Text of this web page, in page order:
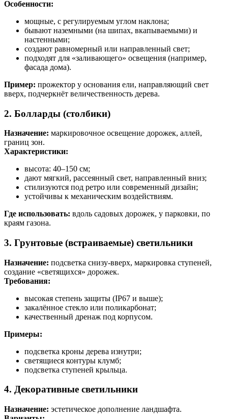
Особенности:
мощные, с регулируемым углом наклона;
бывают наземными (на шипах, вкапываемыми) и
настенными;
создают равномерный или направленный свет;
подходят для «заливающего» освещения (например,
фасада дома).
Пример: прожектор у основания ели, направляющий свет
вверх, подчеркнёт величественность дерева.
2. Болларды (столбики)
Назначение: маркировочное освещение дорожек, аллей,
границ зон.
Характеристики:
высота: 40–150 см;
дают мягкий, рассеянный свет, направленный вниз;
стилизуются под ретро или современный дизайн;
устойчивы к механическим воздействиям.
Где использовать: вдоль садовых дорожек, у парковки, по
краям газона.
3. Грунтовые (встраиваемые) светильники
Назначение: подсветка снизу-вверх, маркировка ступеней,
создание «светящихся» дорожек.
Требования:
высокая степень защиты (IP67 и выше);
закалённое стекло или поликарбонат;
качественный дренаж под корпусом.
Примеры:
подсветка кроны дерева изнутри;
светящиеся контуры клумб;
подсветка ступеней крыльца.
4. Декоративные светильники
Назначение: эстетическое дополнение ландшафта.